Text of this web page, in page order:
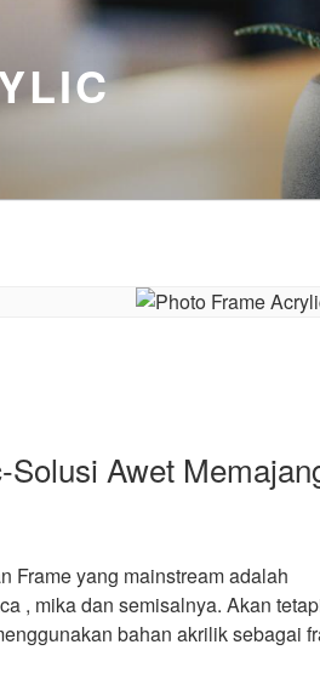
Awet
Frame yang mainstream adalah
, mika dan semisalnya. Akan
bahan akrilik sebagai